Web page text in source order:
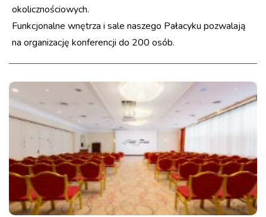
okolicznościowych.
Funkcjonalne wnętrza i sale naszego Pałacyku pozwalają
na organizację konferencji do 200 osób.